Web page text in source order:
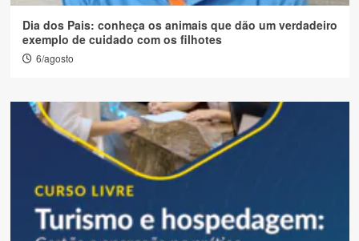
Dia dos Pais: conheça os animais que dão um verdadeiro
exemplo de cuidado com os filhotes
6/agosto